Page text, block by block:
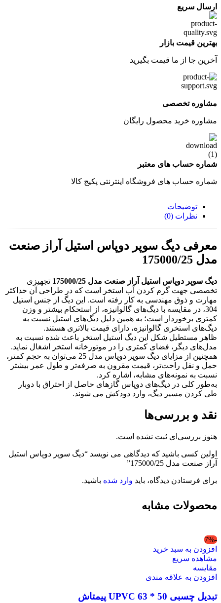
ارسال سریع
بهترین قیمت بازار
آخرین جا از ما قیمت بگیرید
مشاوره تخصصی
مشاوره خرید محصول رایگان
شماره حساب های معتبر
شماره حساب های فروشگاه اینترنتی پکیج کالا
توضیحات
نظرات (0)
معرفی دیگ سوپر دوپاس استیل آراز صنعت
مدل 175000/25
دیگ سوپر دوپاس استیل آراز صنعت مدل 175000/25
تجهیزی
تخصصی جهت گرم کردن آب استخر است که در طراحی آن حداکثر
مهارت و ذوق مهندسی به کار رفته است. این دیگ از جنس استیل
304، در مقایسه با دیگ‌های گالوانیزه، از استحکام بیشتر و وزن
کمتری برخوردار است؛ به همین دلیل دیگ‌های استیل نسبت به
دیگ‌های استخری گالوانیزه، دارای قیمت بالاتری هستند.
ظاهر مستطیل شکل این دیگ استیل استخر باعث شده نسبت به
مدل‌های دیگر، فضای کمتری را در موتورخانه استخر اشغال نماید.
همچنین از مزایای دیگ سوپر دوپاس مدل 25 می‌توان به حجم کمتر،
حمل و نقل راحت‌تر، قیمت مقرون به صرفه‌تر و طول عمر بیشتر
نسبت به نمونه‌های مشابه، اشاره کرد.
به‌طور کلی در دیگ‌های دوپاس گازهای حاصل از احتراق با دوبار
طی کردن مسیر دیگ، وارد دودکش می شوند.
نقد و بررسی‌ها
هنوز بررسی‌ای ثبت نشده است.
اولین کسی باشید که دیدگاهی می نویسد “دیگ سوپر دوپاس استیل
آراز صنعت مدل 175000/25”
برای فرستادن دیدگاه، باید وارد شده باشید.
محصولات مشابه
-7%
افزودن به سبد خرید
مشاهده سریع
مقایسه
افزودن به علاقه مندی
تبدیل چسبی 50 * 63 UPVC پیمتاش